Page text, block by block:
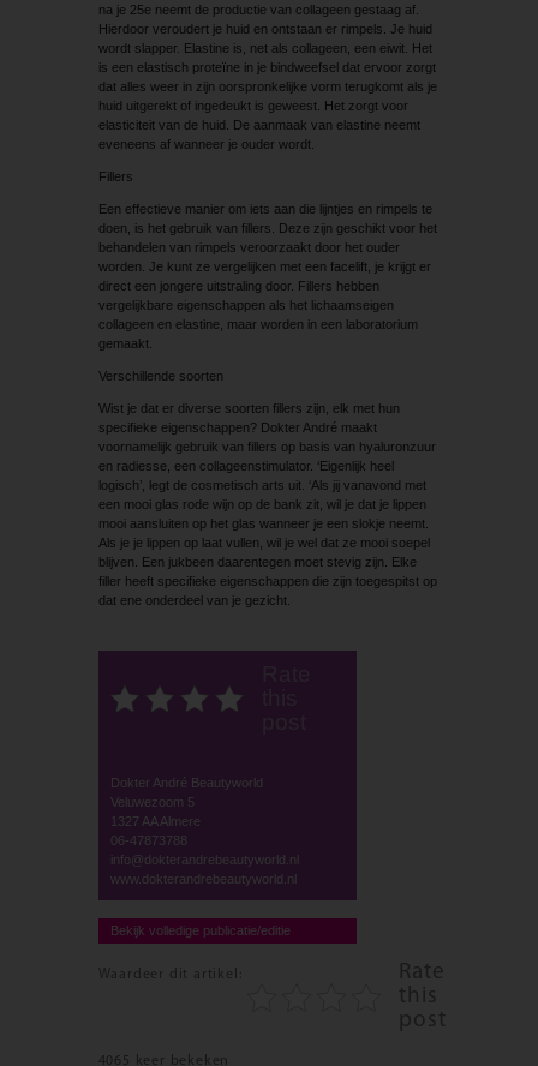
na je 25e neemt de productie van collageen gestaag af.
Hierdoor veroudert je huid en ontstaan er rimpels. Je huid
wordt slapper. Elastine is, net als collageen, een eiwit. Het
is een elastisch proteïne in je bindweefsel dat ervoor zorgt
dat alles weer in zijn oorspronkelijke vorm terugkomt als je
huid uitgerekt of ingedeukt is geweest. Het zorgt voor
elasticiteit van de huid. De aanmaak van elastine neemt
eveneens af wanneer je ouder wordt.
Fillers
Een effectieve manier om iets aan die lijntjes en rimpels te
doen, is het gebruik van fillers. Deze zijn geschikt voor het
behandelen van rimpels veroorzaakt door het ouder
worden. Je kunt ze vergelijken met een facelift, je krijgt er
direct een jongere uitstraling door. Fillers hebben
vergelijkbare eigenschappen als het lichaamseigen
collageen en elastine, maar worden in een laboratorium
gemaakt.
Verschillende soorten
Wist je dat er diverse soorten fillers zijn, elk met hun
specifieke eigenschappen? Dokter André maakt
voornamelijk gebruik van fillers op basis van hyaluronzuur
en radiesse, een collageenstimulator. ‘Eigenlijk heel
logisch’, legt de cosmetisch arts uit. ‘Als jij vanavond met
een mooi glas rode wijn op de bank zit, wil je dat je lippen
mooi aansluiten op het glas wanneer je een slokje neemt.
Als je je lippen op laat vullen, wil je wel dat ze mooi soepel
blijven. Een jukbeen daarentegen moet stevig zijn. Elke
filler heeft specifieke eigenschappen die zijn toegespitst op
dat ene onderdeel van je gezicht.
Dokter André Beautyworld
Veluwezoom 5
1327 AA Almere
06-47873788
info@dokterandrebeautyworld.nl
www.dokterandrebeautyworld.nl
Bekijk volledige publicatie/editie
Waardeer dit artikel:
Rate
this
post
4065 keer bekeken